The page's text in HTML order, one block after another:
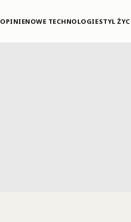
OPINIENOWE TECHNOLOGIESTYL